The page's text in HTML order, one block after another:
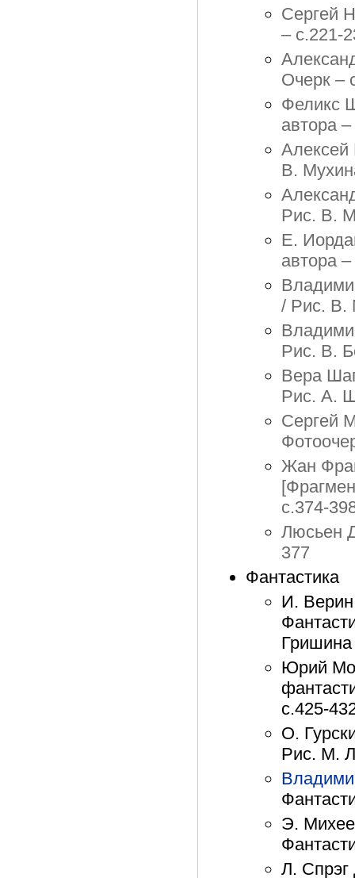
Сергей
– с.221-
Очерк –
Феликс
автора
Алексей
В.
Рис. В.
Е.
автора
/ Рис. В.
Рис. В.
Вера
Рис. А.
Сергей
Жан
с.374-
Люсьен
377
Фантастика
И.
Гришина
Юрий
с.425-
О.
Рис. М.
Э.
Л. Спрэг